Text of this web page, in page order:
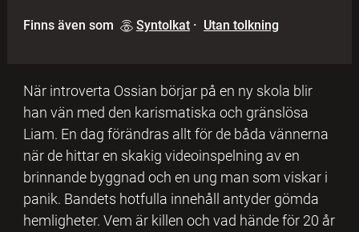
Finns även som Syntolkat · Utan tolkning
När introverta Ossian börjar på en ny skola blir
han vän med den karismatiska och gränslösa
Liam. En dag förändras allt för de båda vännerna
när de hittar en skakig videoinspelning av en
brinnande byggnad och en ung man som viskar i
panik. Bandets hotfulla innehåll antyder gömda
hemligheter. Vem är killen och vad hände för 20 år